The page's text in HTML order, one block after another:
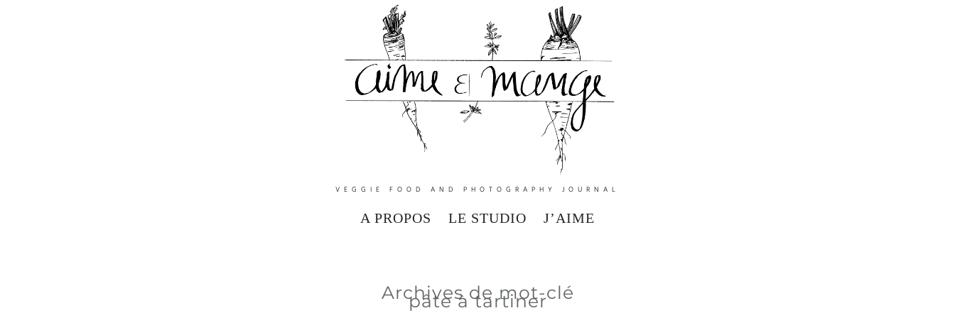
VEGGIE FOOD AND PHOTOGRAPHY JOURNAL
A PROPOS LE STUDIO J’AIME
Archives de mot-clé
pâte à tartiner